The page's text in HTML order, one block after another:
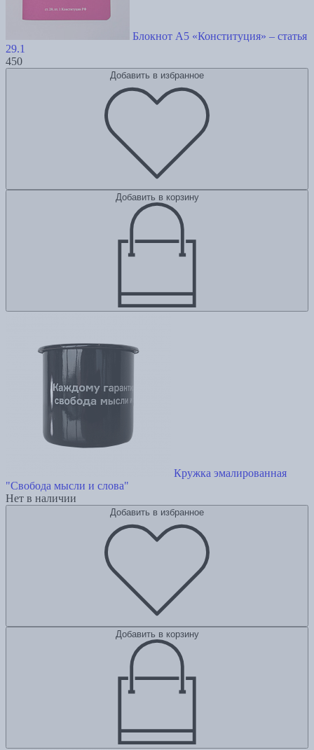
Блокнот А5 «Конституция» – статья
29.1
450
Добавить в избранное
Добавить в корзину
Кружка эмалированная
"Свобода мысли и слова"
Нет в наличии
Добавить в избранное
Добавить в корзину